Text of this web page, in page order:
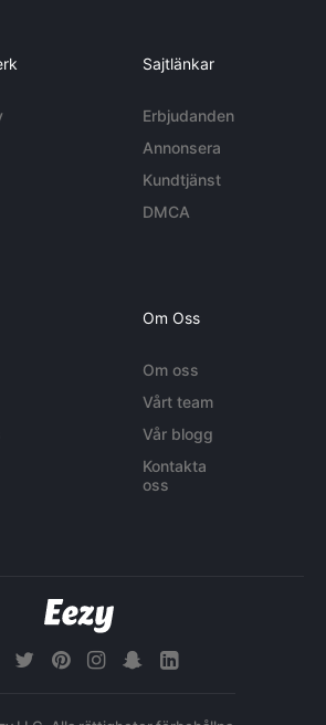
Sajtlänkar
Erbjudanden
Annonsera
Kundtjänst
DMCA
Om Oss
Om oss
Vårt team
Vår blogg
Kontakta
oss